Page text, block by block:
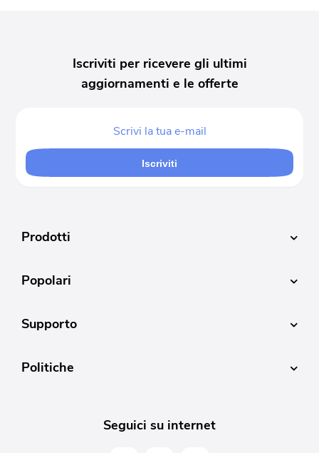
Iscriviti per ricevere gli ultimi
aggiornamenti e le offerte
Iscriviti
Prodotti
Popolari
Supporto
Politiche
Seguici su internet